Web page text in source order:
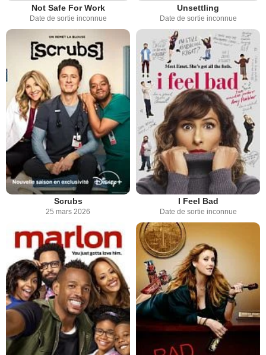
Not Safe For Work
Date de sortie inconnue
Unsettling
Date de sortie inconnue
Scrubs
25 mars 2026
I Feel Bad
Date de sortie inconnue